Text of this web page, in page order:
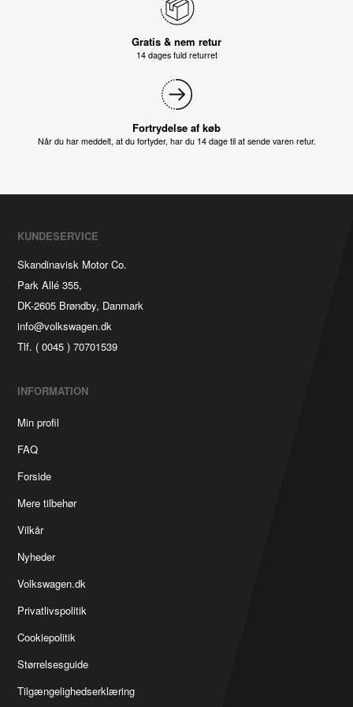
Gratis & nem retur
14 dages fuld returret
Fortrydelse af køb
Når du har meddelt, at du fortyder, har du 14 dage til at sende varen retur.
KUNDESERVICE
Skandinavisk Motor Co.
Park Allé 355,
DK-2605 Brøndby, Danmark
info@volkswagen.dk
Tlf. ( 0045 ) 70701539
INFORMATION
Min profil
FAQ
Forside
Mere tilbehør
Vilkår
Nyheder
Volkswagen.dk
Privatlivspolitik
Cookiepolitik
Størrelsesguide
Tilgængelighedserklæring